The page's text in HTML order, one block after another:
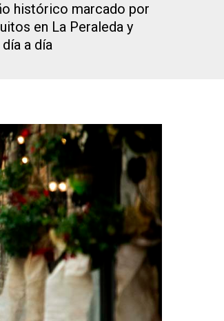
histórico marcado por
en La Peraleda y
a día